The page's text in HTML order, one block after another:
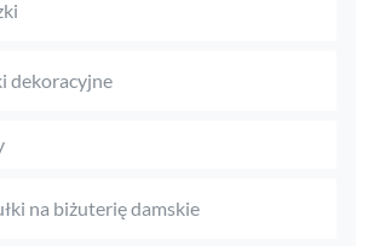
dekoracyjne
na biżuterię damskie